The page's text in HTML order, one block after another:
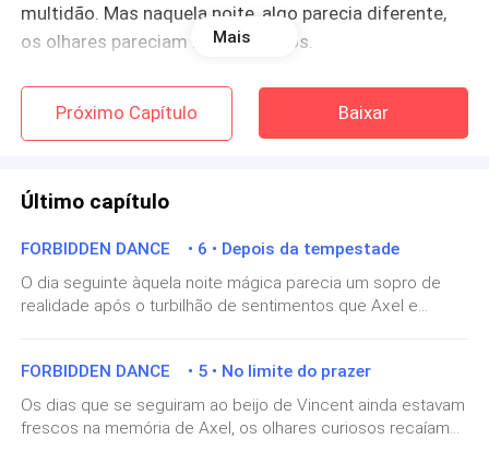
multidão. Mas naquela noite, algo parecia diferente,
os olhares pareciam mais intensos.
Vincent não era um homem facilmente
impressionado. Tinha uma rotina cercada de reuniões,
distante, quase irrelevante, para alguém como ele.
Mas isso há alguns meses atrás, antes de descobrir
trago para esse mundo e o fez notar a presença
Estava determinado a ignorar e seguir a vida mas...
naquela noite, algo o havia atraído para aquela gala.
Algo que ele não conseguia definir, mas que parecia
Mais
Próximo Capítulo Baixar
Último capítulo
FORBIDDEN DANCE • 6 • Depois da tempestade
￼O dia seguinte àquela noite mágica parecia um sopro de
realidade após o turbilhão de sentimentos que Axel e
prazeres da noite passada. O quarto estava em um silêncio
quase absoluto, a única luz vindo do brilho suave da manhã
que filtrava pelas cortinas, iluminando a cama de maneira
FORBIDDEN DANCE • 5 • No limite do prazer
Os dias que se seguiram ao beijo de Vincent ainda estavam
frescos na memória de Axel, os olhares curiosos recaíam